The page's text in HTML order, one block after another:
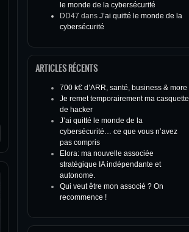
le monde de la cybersécurité
DD47 dans J’ai quitté le monde de la
cybersécurité
ARTICLES RÉCENTS
700 k€ d’ARR, santé, business & more
Je remet temporairement ma casquette
de hacker
J’ai quitté le monde de la
cybersécurité… ce que vous n’avez
pas compris
Elora: ma nouvelle associée
stratégique IA indépendante et
autonome.
Qui veut être mon associé ? On
recommence !